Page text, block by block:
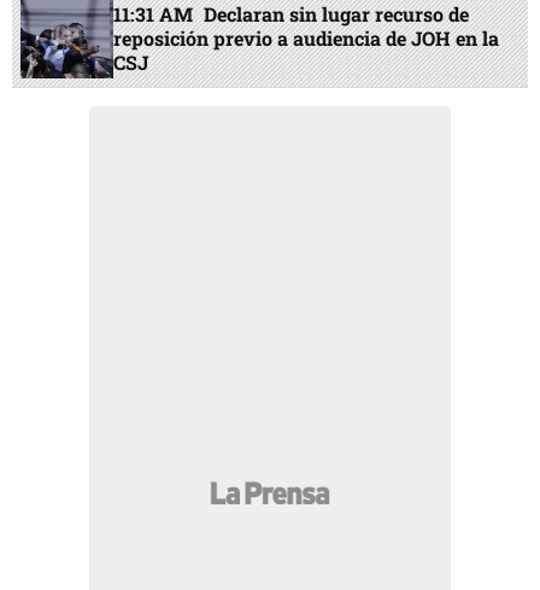
11:31 AM Declaran sin lugar recurso de
reposición previo a audiencia de JOH en la
CSJ